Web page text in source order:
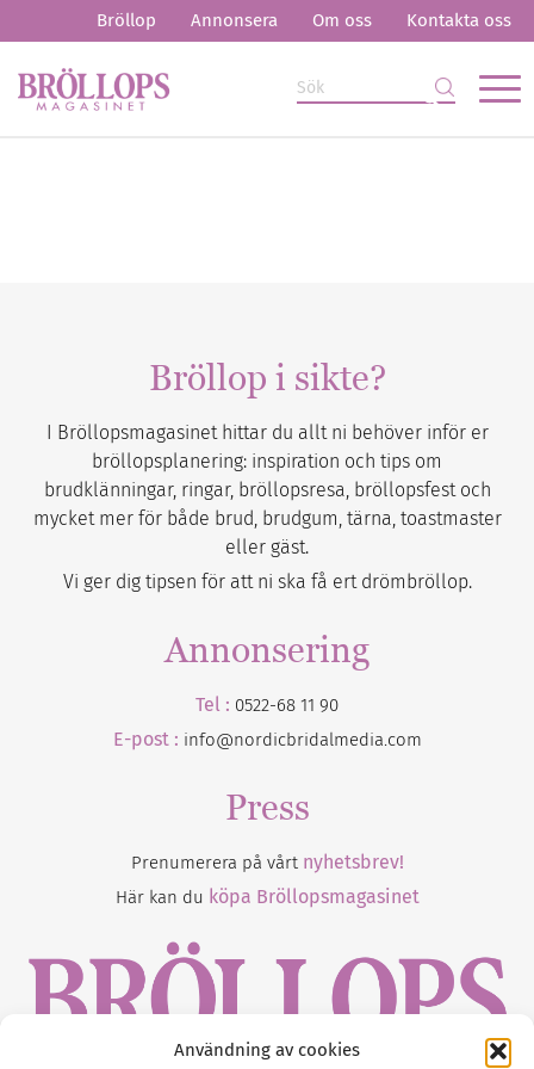
Användning av cookies
Bröllop Annonsera Om oss Kontakta oss
Bröllop i sikte?
I Bröllopsmagasinet hittar du allt ni behöver inför er
bröllopsplanering: inspiration och tips om
brudklänningar, ringar, bröllopsresa, bröllopsfest och
mycket mer för både brud, brudgum, tärna, toastmaster
eller gäst.
Vi ger dig tipsen för att ni ska få ert drömbröllop.
Annonsering
Tel : 0522-68 11 90
E-post : info@nordicbridalmedia.com
Press
Prenumerera på vårt nyhetsbrev!
Här kan du köpa Bröllopsmagasinet